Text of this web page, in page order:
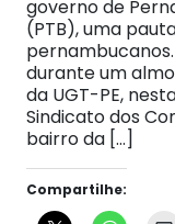
governo de
(PTB), uma
durante um
da UGT-PE,
Sindicato dos
bairro da […]
Compartilhe: